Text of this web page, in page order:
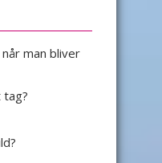
man bliver